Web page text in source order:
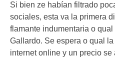
Si bien ze habían filtrado
sociales, esta va la primera
flamante indumentaria o
Gallardo. Se espera o qual
internet online y un precio